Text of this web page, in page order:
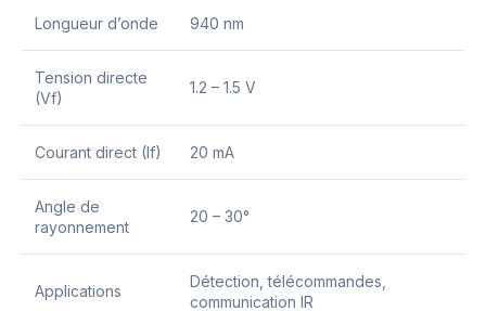
Longueur d’onde 940 nm
Tension directe
(Vf)
1.2 – 1.5 V
Courant direct (If) 20 mA
Angle de
rayonnement
20 – 30°
Applications
Détection, télécommandes,
communication IR